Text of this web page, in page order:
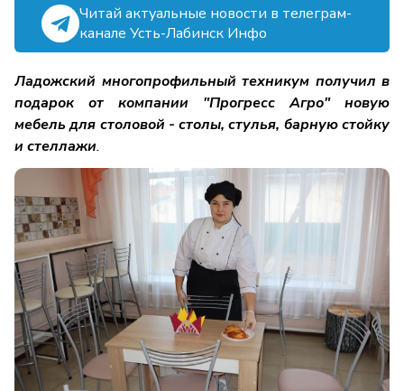
Читай актуальные новости в телеграм-
канале Усть-Лабинск Инфо
Ладожский многопрофильный техникум получил в
подарок от компании "Прогресс Агро" новую
мебель для столовой - столы, стулья, барную стойку
и стеллажи.